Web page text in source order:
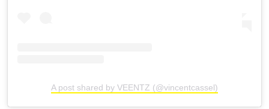
A post shared by VEENTZ (@vincentcassel)